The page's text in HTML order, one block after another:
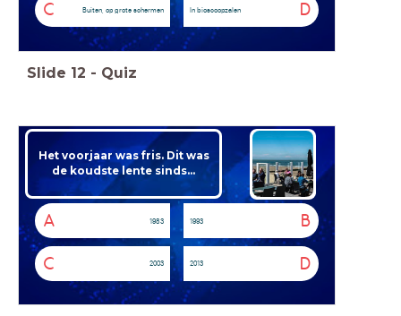
C Buiten, op grote schermen D
In bioscoopzalen
Slide 12 - Quiz
Het voorjaar was fris. Dit was
de koudste lente sinds...
A 1983 B
1993
C 2003 D
2013